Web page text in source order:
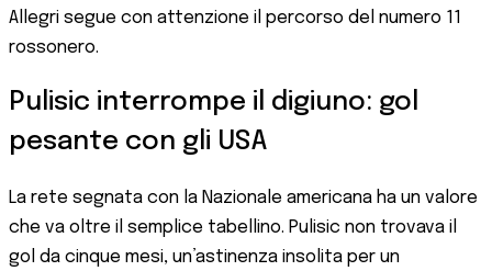
Allegri segue con attenzione il percorso del numero 11
rossonero.
Pulisic interrompe il digiuno: gol
pesante con gli USA
La rete segnata con la Nazionale americana ha un valore
che va oltre il semplice tabellino. Pulisic non trovava il
gol da cinque mesi, un’astinenza insolita per un